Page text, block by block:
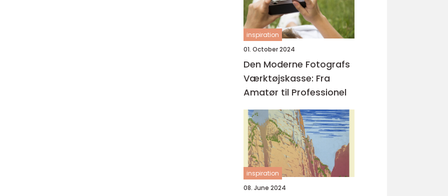
inspiration
01. October 2024
Den Moderne Fotografs
Værktøjskasse: Fra
Amatør til Professionel
inspiration
08. June 2024